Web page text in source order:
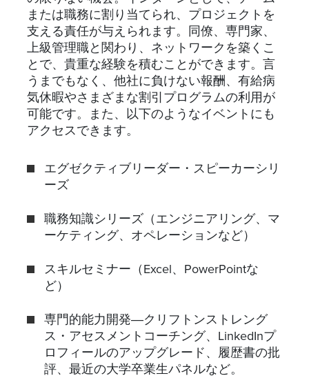
または職務に割り当てられ、プロジェクトを
支える責任が与えられます。同僚、専門家、
上級管理職と関わり、ネットワークを築くこ
とで、貴重な経験を積むことができます。言
うまでもなく、他社に負けない報酬、有給病
気休暇やさまざまな割引プログラムの利用が
可能です。また、以下のようなイベントにも
アクセスできます。
エグゼクティブリーダー・スピーカーシリ
ーズ
職務知識シリーズ（エンジニアリング、マ
ーケティング、オペレーションなど）
スキルセミナー（Excel、PowerPointな
ど）
専門的能力開発―クリフトンストレング
ス・アセスメントコーチング、LinkedInプ
ロフィールのアップグレード、履歴書の批
評、最近の大学卒業生パネルなど。